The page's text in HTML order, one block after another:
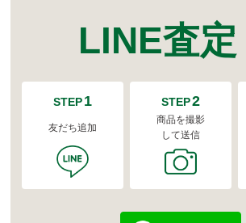
LINE査定
STEP1
友だち追加
STEP2
商品を撮影
して送信